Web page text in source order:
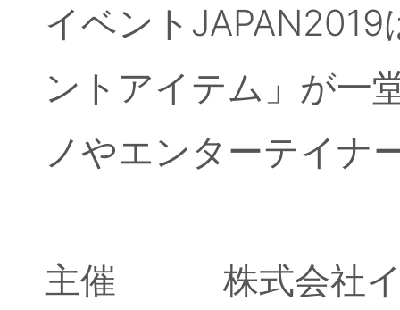
イベント
ントアイテム」が一
ノやエンターテイナ
主催 株式会社イン